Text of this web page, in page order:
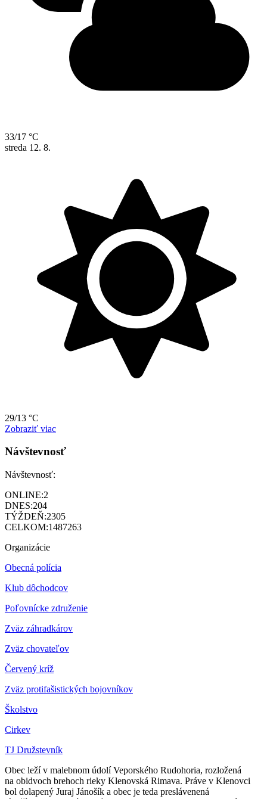
33/17 °C
streda 12. 8.
29/13 °C
Zobraziť viac
Návštevnosť
Návštevnosť:
ONLINE:2
DNES:204
TÝŽDEŇ:2305
CELKOM:1487263
Organizácie
Obecná polícia
Klub dôchodcov
Poľovnícke združenie
Zväz záhradkárov
Zväz chovateľov
Červený kríž
Zväz protifašistických bojovníkov
Školstvo
Cirkev
TJ Družstevník
Obec leží v malebnom údolí Veporského Rudohoria, rozložená
na obidvoch brehoch rieky Klenovská Rimava. Práve v Klenovci
bol dolapený Juraj Jánošík a obec je teda preslávenená